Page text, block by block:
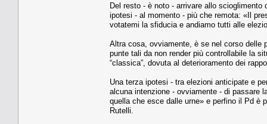
Del resto - è noto - arrivare allo
ipotesi - al momento - più che remota: «Il
votatemi la sfiducia e andiamo tutti alle
Altra cosa, ovviamente, è se nel corso delle
punte tali da non render più controllabile la
“classica”, dovuta al deterioramento dei
Una terza ipotesi - tra elezioni anticipate e
alcuna intenzione - ovviamente - di passare
quella che esce dalle urne» e perfino il Pd è
Rutelli.